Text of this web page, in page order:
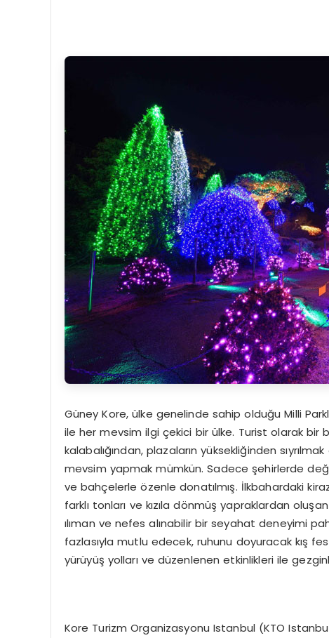
Güney Kore, ülke genelinde sahip olduğu Milli
ile her mevsim ilgi çekici bir ülke. Turist olarak bir
kalabalığından, plazaların yüksekliğinden
mevsim yapmak mümkün. Sadece şehirlerde
ve bahçelerle özenle donatılmış. İlkbahardaki
farklı tonları ve kızıla dönmüş yapraklardan
ılıman ve nefes alınabilir bir seyahat deneyimi
fazlasıyla mutlu edecek, ruhunu doyuracak kış
yürüyüş yolları ve düzenlenen etkinlikleri ile
Kore Turizm Organizasyonu Istanbul (KTO